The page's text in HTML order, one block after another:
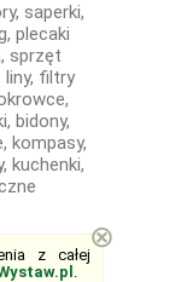
saperki,
plecaki
sprzęt
liny, filtry
bidony,
kompasy,
kuchenki,
z całej
.
⊗